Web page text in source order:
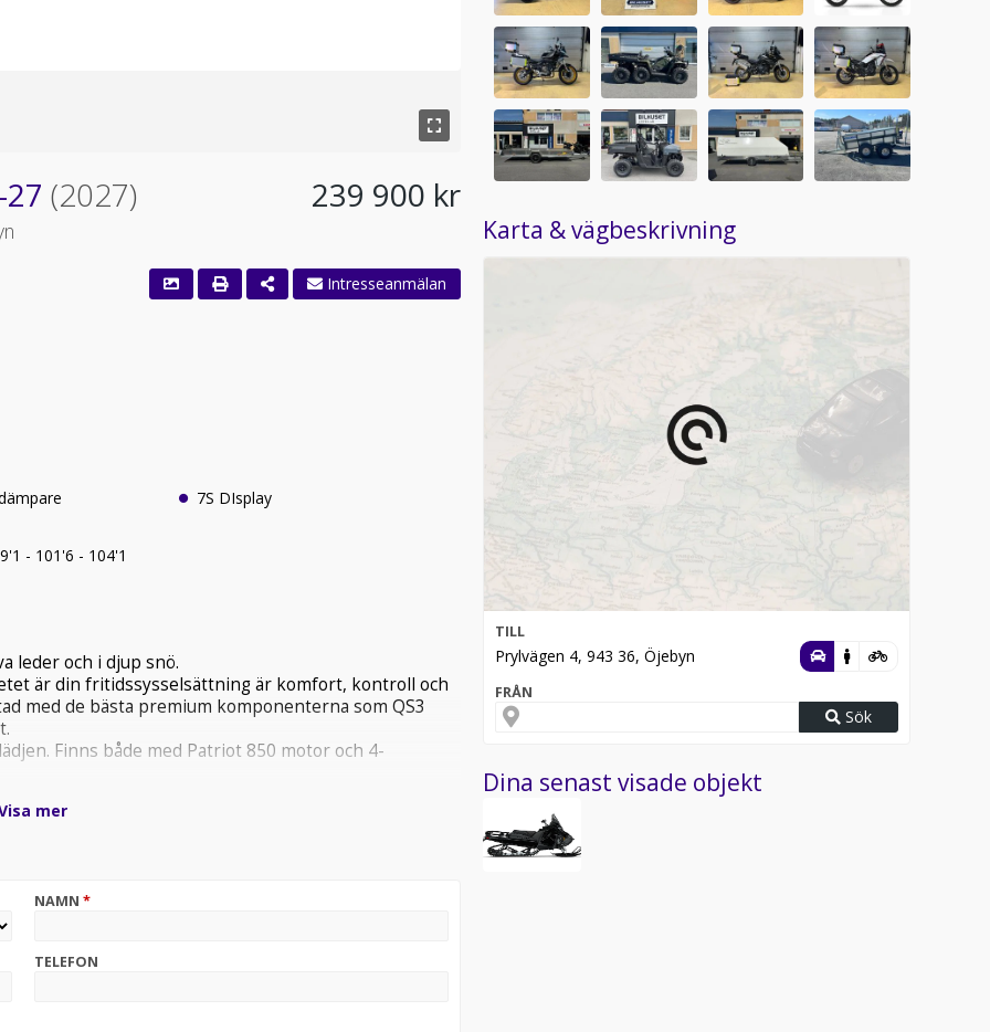
(2027) 239 900 kr
cm 99'1 - 101'6 - 104'1
7S DIsplay
leder och i djup snö.
är din fritidssysselsättning är komfort, kontroll och
med de bästa premium komponenterna som QS3
Finns både med Patriot 850 motor och 4-
TITAN visste vi att vi var tvungna att göra den bättre
framåt och bakåt.
hållbarhet, förfinad körkvalitet och omedelbar
mer
NAMN *
TELEFON
Karta & vägbeskrivning
TILL
Prylvägen 4, 943 36, Öjebyn
FRÅN
Sök
Dina senast visade objekt